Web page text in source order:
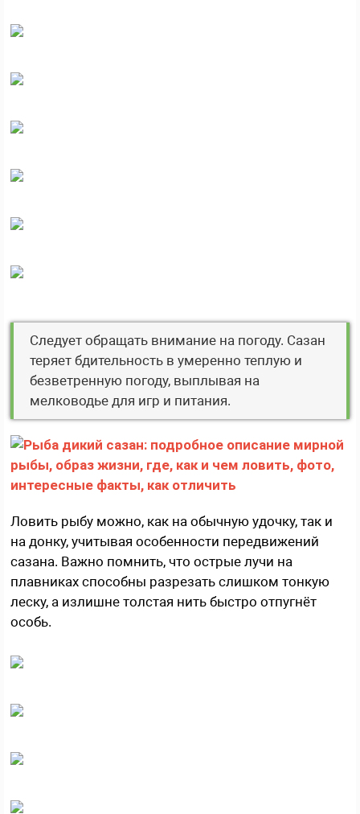
Следует обращать внимание на погоду. Сазан
теряет бдительность в умеренно теплую и
безветренную погоду, выплывая на
мелководье для игр и питания.
Ловить рыбу можно, как на обычную удочку, так и
на донку, учитывая особенности передвижений
сазана. Важно помнить, что острые лучи на
плавниках способны разрезать слишком тонкую
леску, а излишне толстая нить быстро отпугнёт
особь.